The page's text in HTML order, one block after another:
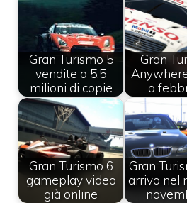
Gran Turismo 5
vendite a 5,5
milioni di copie
Gran
a
Gran Turismo 6
gameplay video
già online
Gran
arrivo nel